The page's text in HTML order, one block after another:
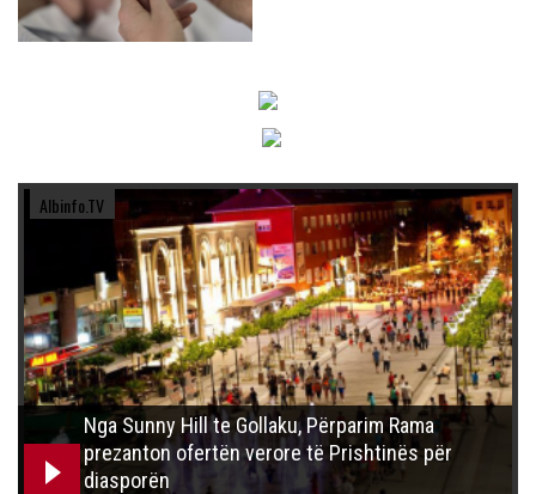
Albinfo.TV
Nga Sunny Hill te Gollaku, Përparim Rama
prezanton ofertën verore të Prishtinës për
diasporën